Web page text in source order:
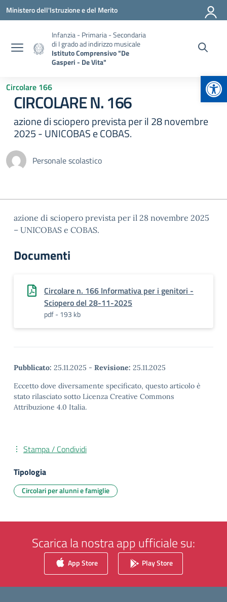
Vai ai contenuti
Vai al menu di navigazione
Vai al footer
Ministero dell'Istruzione e del Merito
Infanzia - Primaria - Secondaria
di I grado ad indirizzo musicale
Istituto Comprensivo "De
Gasperi - De Vita"
Circolare 166
CIRCOLARE N. 166
azione di sciopero prevista per il 28 novembre
2025 - UNICOBAS e COBAS.
Personale scolastico
azione di sciopero prevista per il 28 novembre 2025
– UNICOBAS e COBAS.
Documenti
Circolare n. 166 Informativa per i genitori -
Sciopero del 28-11-2025
pdf - 193 kb
Pubblicato: 25.11.2025 - Revisione: 25.11.2025
Eccetto dove diversamente specificato, questo articolo è
stato rilasciato sotto Licenza Creative Commons
Attribuzione 4.0 Italia.
Stampa / Condividi
Tipologia
Circolari per alunni e famiglie
Scarica la nostra app ufficiale su:
App Store Play Store